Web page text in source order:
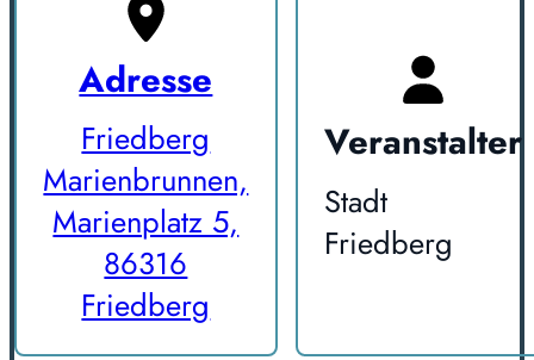
Adresse
Friedberg
Marienbrunnen,
Marienplatz 5,
86316
Friedberg
Veranstalter
Stadt
Friedberg